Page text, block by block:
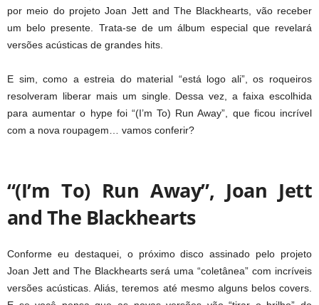
por meio do projeto Joan Jett and The Blackhearts, vão receber
um belo presente. Trata-se de um álbum especial que revelará
versões acústicas de grandes hits.
E sim, como a estreia do material “está logo ali”, os roqueiros
resolveram liberar mais um single. Dessa vez, a faixa escolhida
para aumentar o hype foi “(I’m To) Run Away”, que ficou incrível
com a nova roupagem… vamos conferir?
“(I’m To) Run Away”, Joan Jett
and The Blackhearts
Conforme eu destaquei, o próximo disco assinado pelo projeto
Joan Jett and The Blackhearts será uma “coletânea” com incríveis
versões acústicas. Aliás, teremos até mesmo alguns belos covers.